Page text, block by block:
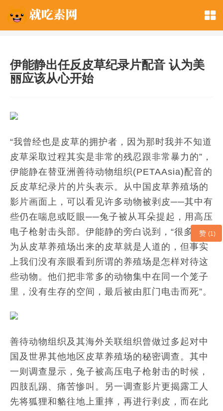
伊能静出任反皮草纪录片配音 认为美
丽应该从心开始
“我曾经也是皮草的拥护者，因为那时我并不知道
皮草采取过程其实是非常的残忍跟非常暴力的”，
伊能静在替亚洲善待动物组织(PETAAsia)配音的
反皮草纪录片的片头表示。从中国皮草养殖场的
影片画面上，可以看见许多动物被剥皮──其中有
些仍在喘息或眨眼──兔子被从耳朵提起，用高压
电子枪射击头部。伊能静的旁白说到，“很多人认
为从皮草养殖场出来的皮草就是人道的，但事实
上我们没有亲眼看到所谓的养殖场是怎样对待这
些动物。他们把非常多的动物集中在同一个笼子
里，没有生存的空间，最后被由肛门电击而死”。
善待动物组织及其海外关联组织曾做过多起对中
国及世界其他地区皮草养殖场的秘密调查。其中
一则调查显示，兔子被高压电子枪射击的时候，
四肢乱踢、痛苦惨叫。另一调查影片更揭露工人
先将狐狸和貉往地上重摔，再进行剥皮，而在此
赞(1)